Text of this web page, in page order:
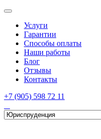
Услуги
Гарантии
Способы оплаты
Наши работы
Блог
Отзывы
Контакты
+7 (905) 598 72 11